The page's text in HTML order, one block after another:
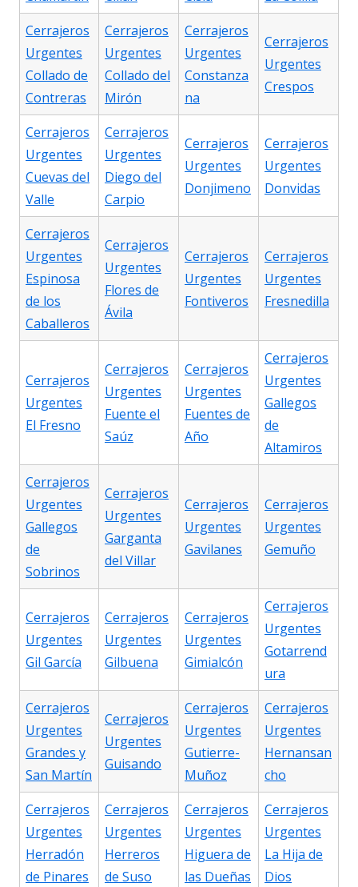
Cerrajeros
Urgentes
Collado de
Contreras
Cerrajeros
Urgentes
Collado del
Mirón
Cerrajeros
Urgentes
Constanza
na
Cerrajeros
Urgentes
Crespos
Cerrajeros
Urgentes
Cuevas del
Valle
Cerrajeros
Urgentes
Diego del
Carpio
Cerrajeros
Urgentes
Donjimeno
Cerrajeros
Urgentes
Donvidas
Cerrajeros
Urgentes
Espinosa
de los
Caballeros
Cerrajeros
Urgentes
Flores de
Ávila
Cerrajeros
Urgentes
Fontiveros
Cerrajeros
Urgentes
Fresnedilla
Cerrajeros
Urgentes
El Fresno
Cerrajeros
Urgentes
Fuente el
Saúz
Cerrajeros
Urgentes
Fuentes de
Año
Cerrajeros
Urgentes
Gallegos
de
Altamiros
Cerrajeros
Urgentes
Gallegos
de
Sobrinos
Cerrajeros
Urgentes
Garganta
del Villar
Cerrajeros
Urgentes
Gavilanes
Cerrajeros
Urgentes
Gemuño
Cerrajeros
Urgentes
Gil García
Cerrajeros
Urgentes
Gilbuena
Cerrajeros
Urgentes
Gimialcón
Cerrajeros
Urgentes
Gotarrend
ura
Cerrajeros
Urgentes
Grandes y
San Martín
Cerrajeros
Urgentes
Guisando
Cerrajeros
Urgentes
Gutierre-
Muñoz
Cerrajeros
Urgentes
Hernansan
cho
Cerrajeros
Urgentes
Herradón
de Pinares
Cerrajeros
Urgentes
Herreros
de Suso
Cerrajeros
Urgentes
Higuera de
las Dueñas
Cerrajeros
Urgentes
La Hija de
Dios